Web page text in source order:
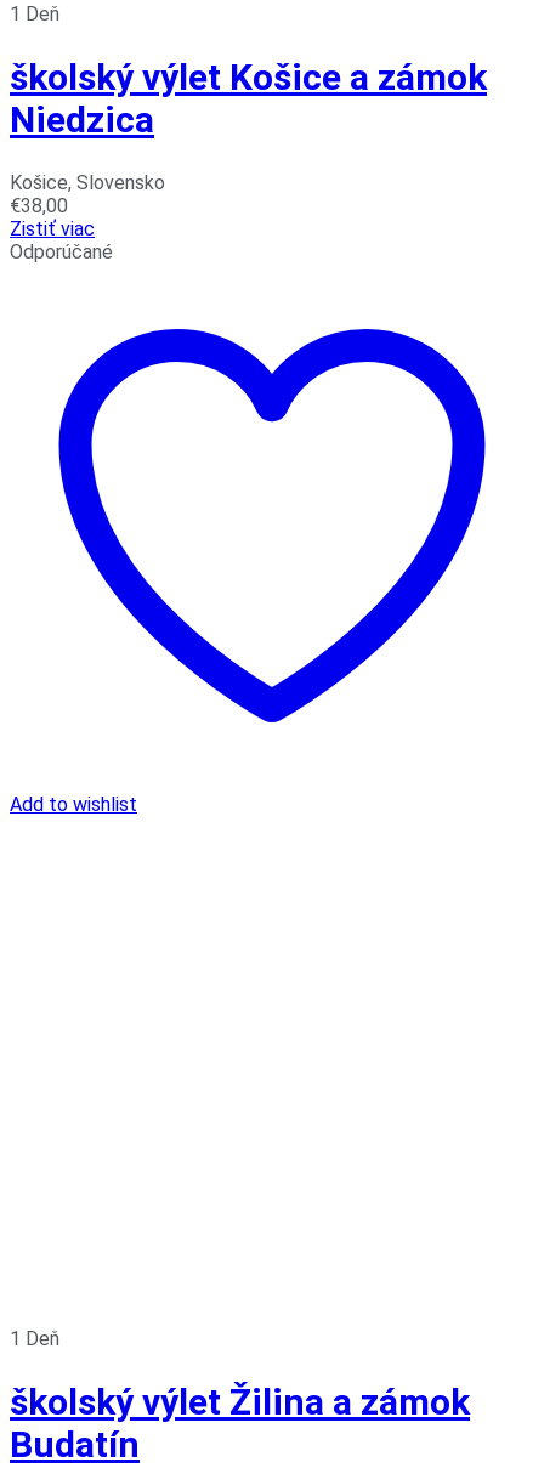
1 Deň
školský výlet Košice a zámok
Niedzica
Košice, Slovensko
€38,00
Zistiť viac
Odporúčané
Add to wishlist
1 Deň
školský výlet Žilina a zámok
Budatín